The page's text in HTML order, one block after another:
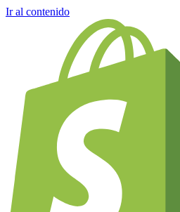
Ir al contenido